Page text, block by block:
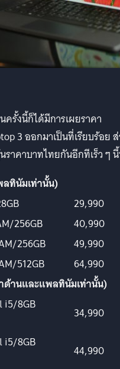
ครั้งนี้ก็ได้มีการเผยราคา
3 ออกมาเป็นที่เรียบร้อย
ราคาบาทไทยกันอีกทีเร็ว ๆ
ทินัมเท่านั้น)
29,990
256GB
40,990
256GB
49,990
512GB
64,990
ด้านและแพลทินัมเท่านั้น)
i5/8GB
34,990
i5/8GB
44,990